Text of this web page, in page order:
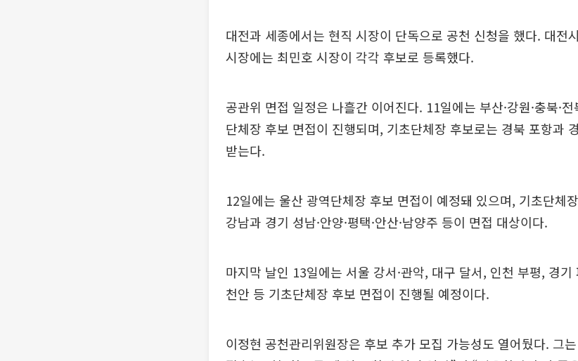
대전과 세종에서는 현직 시장이 단독으로 공천 신청을 했다. 대전
시장에는 최민호 시장이 각각 후보로 등록했다.
공관위 면접 일정은 나흘간 이어진다. 11일에는 부산·강원·충북·전
단체장 후보 면접이 진행되며, 기초단체장 후보로는 경북 포항과
받는다.
12일에는 울산 광역단체장 후보 면접이 예정돼 있으며, 기초단체
강남과 경기 성남·안양·평택·안산·남양주 등이 면접 대상이다.
마지막 날인 13일에는 서울 강서·관악, 대구 달서, 인천 부평, 경기
천안 등 기초단체장 후보 면접이 진행될 예정이다.
이정현 공천관리위원장은 후보 추가 모집 가능성도 열어뒀다. 그